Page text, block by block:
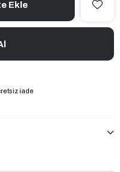
iade